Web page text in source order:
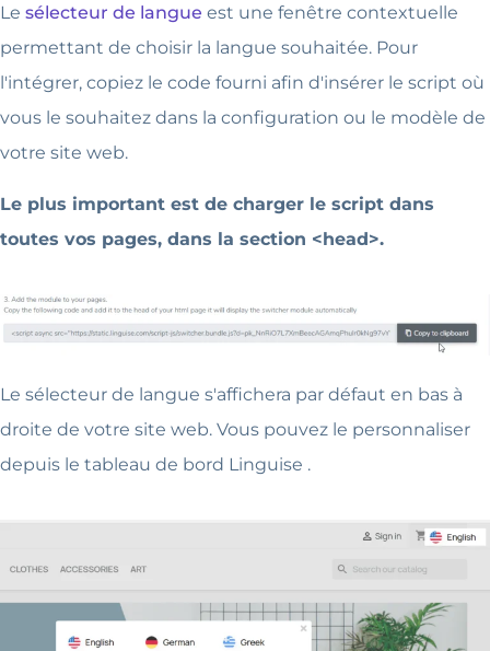
Le sélecteur de langue est une fenêtre contextuelle
permettant de choisir la langue souhaitée. Pour
l'intégrer, copiez le code fourni afin d'insérer le script où
vous le souhaitez dans la configuration ou le modèle de
votre site web.
Le plus important est de charger le script dans
toutes vos pages, dans la section <head>.
Le sélecteur de langue s'affichera par défaut en bas à
droite de votre site web. Vous pouvez le personnaliser
depuis le tableau de bord Linguise .